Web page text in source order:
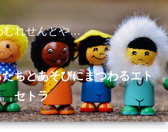
むれせんとや…
ちとあそびにまつわるエト
セトラ